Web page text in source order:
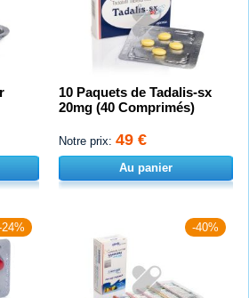
10 Paquets de Tadalis-sx
20mg (40 Comprimés)
Notre prix: 49 €
Au panier
24% -40%